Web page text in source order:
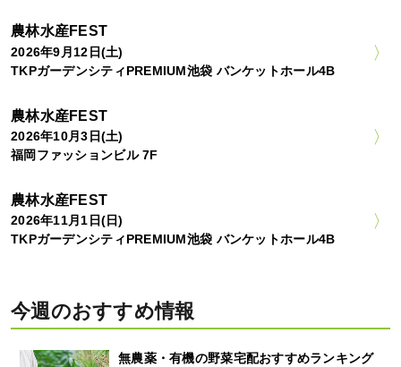
農林水産FEST
2026年9月12日(土)
TKPガーデンシティPREMIUM池袋 バンケットホール4B
農林水産FEST
2026年10月3日(土)
福岡ファッションビル 7F
農林水産FEST
2026年11月1日(日)
TKPガーデンシティPREMIUM池袋 バンケットホール4B
今週のおすすめ情報
無農薬・有機の野菜宅配おすすめランキング